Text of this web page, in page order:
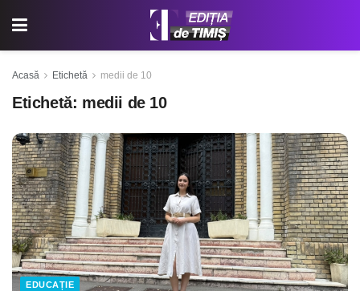
Acasă Etichetă medii de 10
Etichetă: medii de 10
EDUCAȚIE